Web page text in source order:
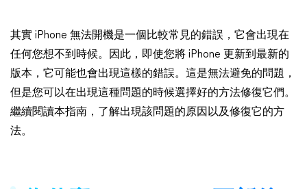
其實 iPhone 無法開機是一個比較常見的錯誤，它會出現在
任何您想不到時候。因此，即使您將 iPhone 更新到最新的
版本，它可能也會出現這樣的錯誤。這是無法避免的問題，
但是您可以在出現這種問題的時候選擇好的方法修復它們。
繼續閱讀本指南，了解出現該問題的原因以及修復它的方
法。